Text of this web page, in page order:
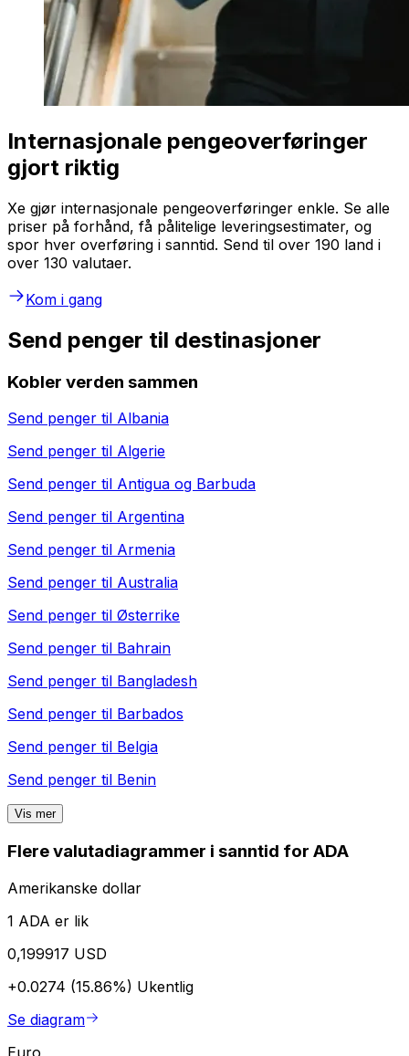
Internasjonale pengeoverføringer
gjort riktig
Xe gjør internasjonale pengeoverføringer enkle. Se alle
priser på forhånd, få pålitelige leveringsestimater, og
spor hver overføring i sanntid. Send til over 190 land i
over 130 valutaer.
Kom i gang
Send penger til destinasjoner
Kobler verden sammen
Send penger til Albania
Send penger til Algerie
Send penger til Antigua og Barbuda
Send penger til Argentina
Send penger til Armenia
Send penger til Australia
Send penger til Østerrike
Send penger til Bahrain
Send penger til Bangladesh
Send penger til Barbados
Send penger til Belgia
Send penger til Benin
Vis mer
Flere valutadiagrammer i sanntid for ADA
Amerikanske dollar
1 ADA er lik
0,199917 USD
+0.0274 (15.86%) Ukentlig
Se diagram
Euro